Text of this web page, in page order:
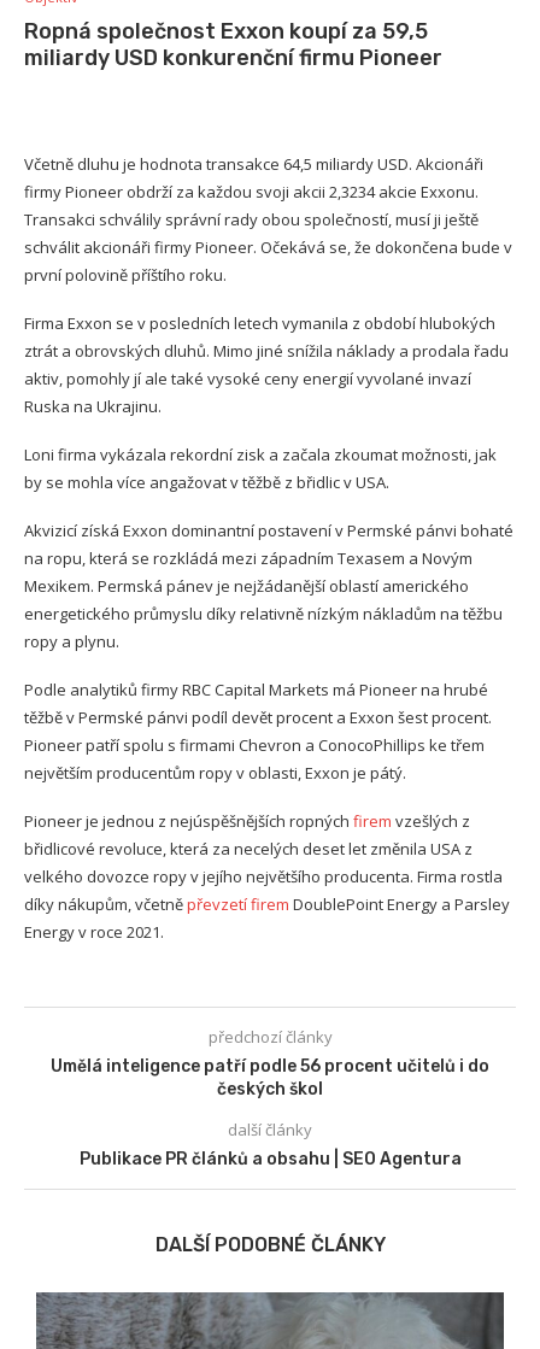
Ropná společnost Exxon koupí za 59,5
miliardy USD konkurenční firmu Pioneer
Včetně dluhu je hodnota transakce 64,5 miliardy USD. Akcionáři
firmy Pioneer obdrží za každou svoji akcii 2,3234 akcie Exxonu.
Transakci schválily správní rady obou společností, musí ji ještě
schválit akcionáři firmy Pioneer. Očekává se, že dokončena bude v
první polovině příštího roku.
Firma Exxon se v posledních letech vymanila z období hlubokých
ztrát a obrovských dluhů. Mimo jiné snížila náklady a prodala řadu
aktiv, pomohly jí ale také vysoké ceny energií vyvolané invazí
Ruska na Ukrajinu.
Loni firma vykázala rekordní zisk a začala zkoumat možnosti, jak
by se mohla více angažovat v těžbě z břidlic v USA.
Akvizicí získá Exxon dominantní postavení v Permské pánvi bohaté
na ropu, která se rozkládá mezi západním Texasem a Novým
Mexikem. Permská pánev je nejžádanější oblastí amerického
energetického průmyslu díky relativně nízkým nákladům na těžbu
ropy a plynu.
Podle analytiků firmy RBC Capital Markets má Pioneer na hrubé
těžbě v Permské pánvi podíl devět procent a Exxon šest procent.
Pioneer patří spolu s firmami Chevron a ConocoPhillips ke třem
největším producentům ropy v oblasti, Exxon je pátý.
Pioneer je jednou z nejúspěšnějších ropných firem vzešlých z
břidlicové revoluce, která za necelých deset let změnila USA z
velkého dovozce ropy v jejího největšího producenta. Firma rostla
díky nákupům, včetněpřevzetí firem DoublePoint Energy a Parsley
Energy v roce 2021.
předchozí články
Umělá inteligence patří podle 56 procent učitelů i do
českých škol
další články
Publikace PR článků a obsahu | SEO Agentura
DALŠÍ PODOBNÉ ČLÁNKY